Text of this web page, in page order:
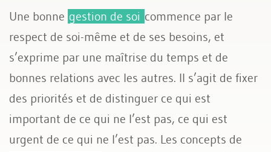
Communication
Une bonne gestion de soi commence par le
respect de soi-même et de ses besoins, et
s’exprime par une maîtrise du temps et de
bonnes relations avec les autres. Il s’agit de fixer
des priorités et de distinguer ce qui est
important de ce qui ne l’est pas, ce qui est
urgent de ce qui ne l’est pas. Les concepts de